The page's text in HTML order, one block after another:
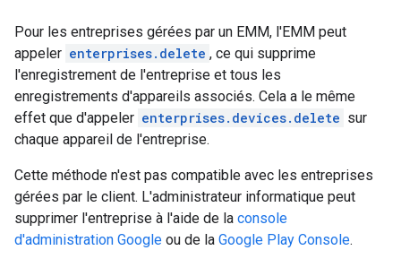
Pour les entreprises gérées par un EMM, l'EMM peut
appeler enterprises.delete , ce qui supprime
l'enregistrement de l'entreprise et tous les
enregistrements d'appareils associés. Cela a le même
effet que d'appeler enterprises.devices.delete sur
chaque appareil de l'entreprise.
Cette méthode n'est pas compatible avec les entreprises
gérées par le client. L'administrateur informatique peut
supprimer l'entreprise à l'aide de la console
d'administration Google ou de la Google Play Console.